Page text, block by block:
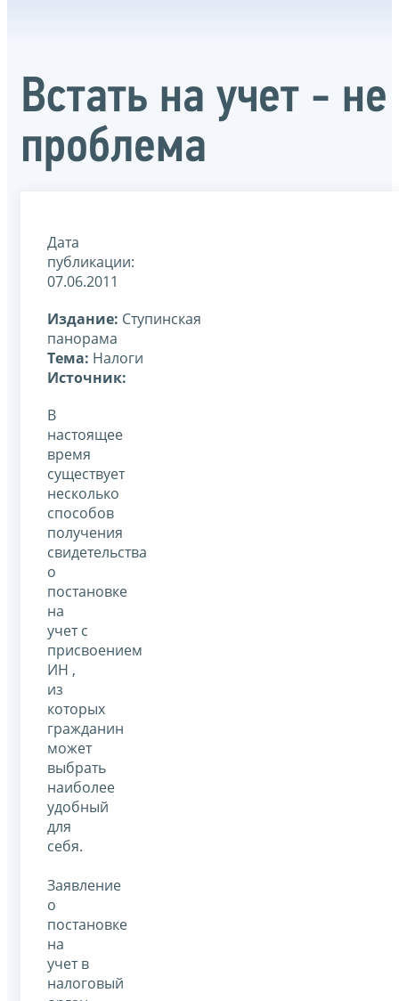
Встать на учет - не
проблема
Дата
публикации:
07.06.2011
Издание: Ступинская
панорама
Тема: Налоги
Источник:
В
настоящее
время
существует
несколько
способов
получения
свидетельства
о
постановке
на
учет с
присвоением
ИН ,
из
которых
гражданин
может
выбрать
наиболее
удобный
для
себя.
Заявление
о
постановке
на
учет в
налоговый